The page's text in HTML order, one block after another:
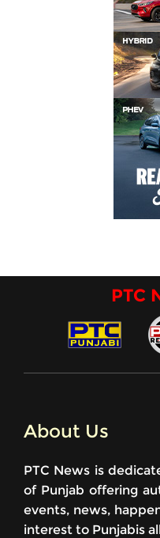
PTC
About Us
PTC News is
of Punjab offering
events, news,
interest to Punjabis